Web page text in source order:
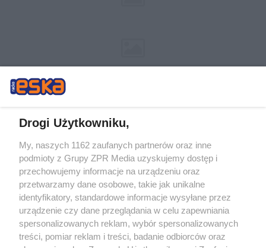
Żaden utwór zamieszczony w serwisie nie może być powielany i
rozpowszechniany lub dalej rozpowszechniany w jakikolwiek sposób (w
tym także elektroniczny lub mechaniczny) na jakimkolwiek polu
eksploatacji w jakiejkolwiek formie, włącznie z umieszczaniem w Internecie
bez pisemnej zgody właściciela praw. Jakiekolwiek użycie lub
wykorzystanie utworów w całości lub w części z naruszeniem prawa, tzn.
bez właściwej zgody, jest zabronione pod groźbą kary i może być ścigane
prawnie.
Drogi Użytkowniku,
My, naszych 1162 zaufanych partnerów oraz inne
podmioty z Grupy ZPR Media uzyskujemy dostęp i
przechowujemy informacje na urządzeniu oraz
przetwarzamy dane osobowe, takie jak unikalne
identyfikatory, standardowe informacje wysyłane przez
urządzenie czy dane przeglądania w celu zapewniania
spersonalizowanych reklam, wybór spersonalizowanych
treści, pomiar reklam i treści, badanie odbiorców oraz